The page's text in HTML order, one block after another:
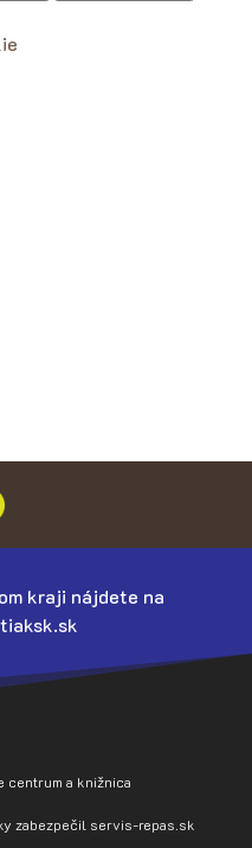
kraji nájdete na
a knižnica
zabezpečil servis-repas.sk